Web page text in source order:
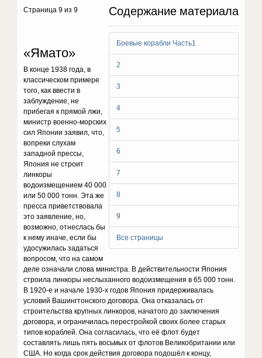
Содержание материала
Боевые корабли Часть1
2
3
4
5
6
7
8
9
Все страницы
Страница 9 из 9
«Ямато»
В конце 1938 года, в
классическом примере
того, как ввести в
заблуждение, не
прибегая к прямой лжи,
министр военно-морских
сил Японии заявил, что,
вопреки слухам
западной прессы,
Япония не строит
линкоры
водоизмещением 40 000
или 50 000 тонн. Эта же
пресса приветствовала
это заявление, но,
возможно, отнеслась бы
к нему иначе, если бы
удосужилась задаться
вопросом, что на самом
деле означали слова министра. В действительности Япония
строила линкоры неслыханного водоизмещения в 65 000 тонн.
В 1920-е и начале 1930-х годов Япония придерживалась
условий Вашингтонского договора. Она отказалась от
строительства крупных линкоров, начатого до заключения
договора, и ограничилась перестройкой своих более старых
типов кораблей. Она согласилась, что её флот будет
составлять лишь пять восьмых от флотов Великобритании или
США. Но когда срок действия договора подошёл к концу,